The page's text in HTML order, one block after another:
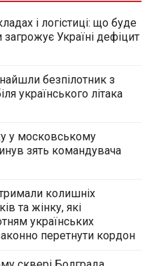
і логістиці: що буде
загрожує Україні дефіцит
безпілотник з
українського літака
у московському
зять командувача
колишніх
та жінку, які
українських
перетнути кордон